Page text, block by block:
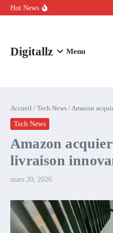
Aller au contenu
Hot News
Comment l’IA simplifie
Digitallz Menu
Accueil / Tech News /Amazon
Tech News
Amazon
livraison
mars 20, 2026